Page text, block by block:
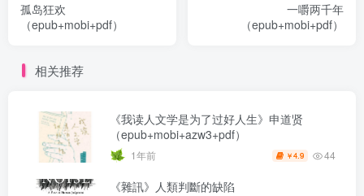
孤岛狂欢
（epub+mobi+pdf）
一嚼两千年
（epub+mobi+pdf）
相关推荐
《我读人文学是为了过好人生》申道贤
（epub+mobi+azw3+pdf）
1年前 ￥4.9 44
《雜訊》人類判斷的缺陷